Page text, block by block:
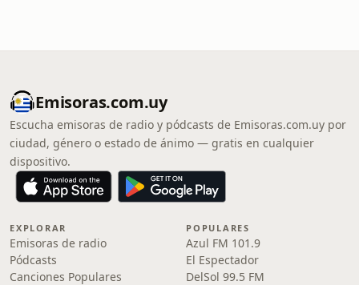
Emisoras.com.uy
Escucha emisoras de radio y pódcasts de Emisoras.com.uy por
ciudad, género o estado de ánimo — gratis en cualquier
dispositivo.
EXPLORAR
Emisoras de radio
Pódcasts
Canciones Populares
POPULARES
Azul FM 101.9
El Espectador
DelSol 99.5 FM